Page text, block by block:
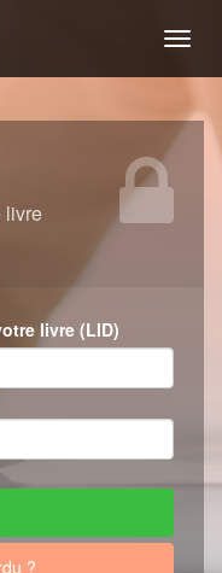
livre
livre (LID)
?